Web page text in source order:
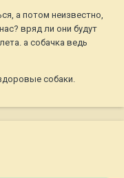
а потом неизвестно,
вряд ли они будут
а собачка ведь
собаки.